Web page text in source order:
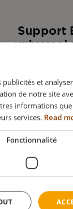
Support
universel
Poids
supporté 6
LIRE LA
et
de notre site
informations
services. Read
Fonctionnalité